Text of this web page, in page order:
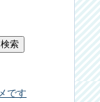
です